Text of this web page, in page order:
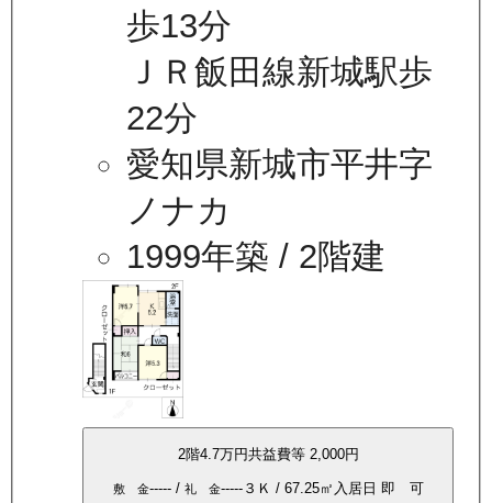
歩13分
ＪＲ飯田線新城駅歩
22分
愛知県新城市平井字
ノナカ
1999年築 / 2階建
2階4.7万円共益費等 2,000円
敷 金-----/ 礼 金-----３Ｋ / 67.25㎡ 入居日 即 可